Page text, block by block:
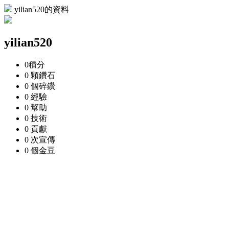
yilian520的資料
yilian520
0積分
0 顆鑽石
0 個碎鑽
0 經驗
0 幫助
0 技術
0 貢獻
0 次宣傳
0 個金豆